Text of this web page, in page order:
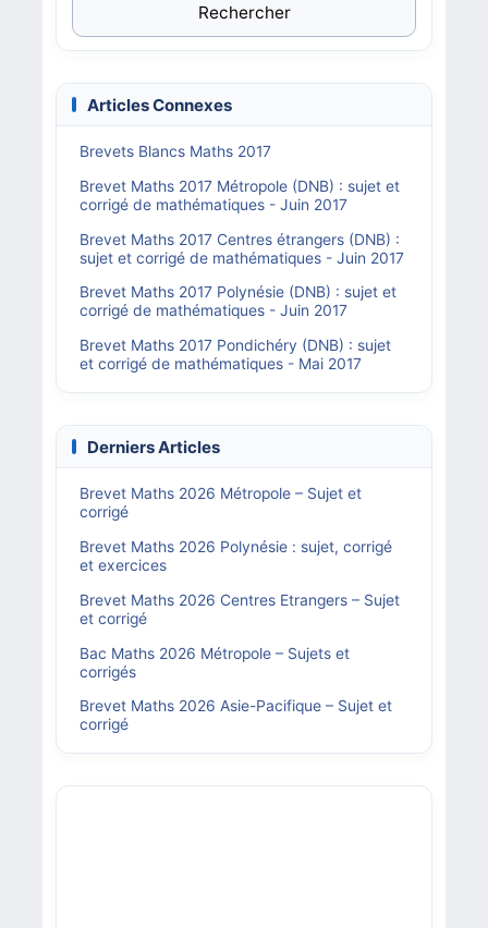
Rechercher
Articles Connexes
Brevets Blancs Maths 2017
Brevet Maths 2017 Métropole (DNB) : sujet et
corrigé de mathématiques - Juin 2017
Brevet Maths 2017 Centres étrangers (DNB) :
sujet et corrigé de mathématiques - Juin 2017
Brevet Maths 2017 Polynésie (DNB) : sujet et
corrigé de mathématiques - Juin 2017
Brevet Maths 2017 Pondichéry (DNB) : sujet
et corrigé de mathématiques - Mai 2017
Derniers Articles
Brevet Maths 2026 Métropole – Sujet et
corrigé
Brevet Maths 2026 Polynésie : sujet, corrigé
et exercices
Brevet Maths 2026 Centres Etrangers – Sujet
et corrigé
Bac Maths 2026 Métropole – Sujets et
corrigés
Brevet Maths 2026 Asie-Pacifique – Sujet et
corrigé